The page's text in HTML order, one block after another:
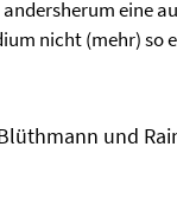
eine
nicht (mehr) so
und